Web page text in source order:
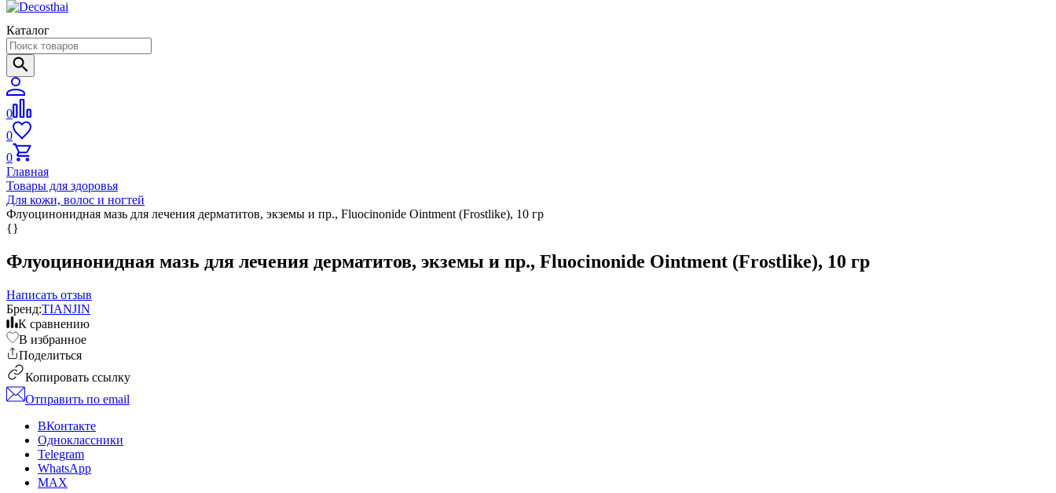
Каталог
0
0
0
Главная
Товары для здоровья
Для кожи, волос и ногтей
Флуоцинонидная мазь для лечения дерматитов, экземы и пр., Fluocinonide Ointment (Frostlike), 10 гр
{}
Флуоцинонидная мазь для лечения дерматитов, экземы и пр., Fluocinonide Ointment (Frostlike), 10 гр
Написать отзыв
Бренд:TIANJIN
К сравнению
В избранное
Поделиться
Копировать ссылку
Отправить по email
ВКонтакте
Одноклассники
Telegram
WhatsApp
MAX